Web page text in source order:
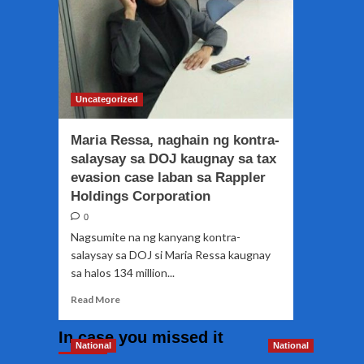
Uncategorized
Maria Ressa, naghain ng kontra-
salaysay sa DOJ kaugnay sa tax
evasion case laban sa Rappler
Holdings Corporation
0
Nagsumite na ng kanyang kontra-
salaysay sa DOJ si Maria Ressa kaugnay
sa halos 134 million...
Read MoreRead
Maria
In case you missed it
National National